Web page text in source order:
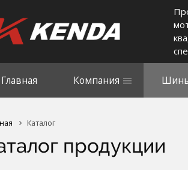
Главная Компания
Каталог
продукции